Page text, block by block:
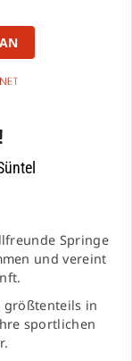
Springe
und vereint
größtenteils in
sportlichen